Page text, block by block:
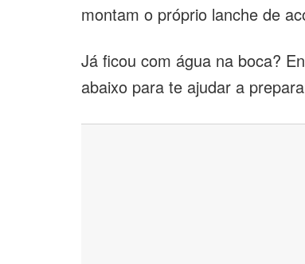
montam o próprio lanche de
Já ficou com água na boca?
abaixo para te ajudar a